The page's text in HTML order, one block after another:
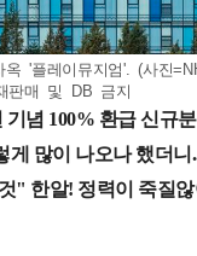
'플레이뮤지엄'. (사진
판매 및 DB 금지